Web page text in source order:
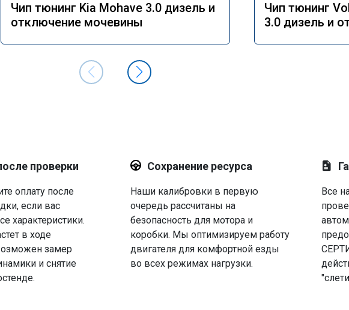
Чип тюнинг Kia Mohave 3.0 дизель и
отключение мочевины
Чип тюнинг
3.0 дизель и
проверки
оплату после
если вас
характеристики.
в ходе
замер
и снятие
Сохранение ресурса
Наши калибровки в первую
очередь рассчитаны на
безопасность для мотора и
коробки. Мы оптимизируем работу
двигателя для комфортной езды
во всех режимах нагрузки.
Все